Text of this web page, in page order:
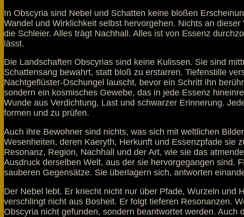
In Obscyria sind Nebel und Schatten keine bloßen
Wandel und Wirklichkeit selbst hervorgehen. Nichts an
die Schleier. Alles trägt Nachhall. Alles ist von Essenz
lässt.
Die Landschaften Obscyrias sind keine Kulissen. Sie sind
Schattensang bewahrt, statt bloß zu erstarren. Tiefenstille
Nachtgeflüster-Dschungel lauscht, bevor ein Schritt ihn
sondern ein kosmisches Gewebe, das in jede Essenz
Wunde aus Verdichtung, Last und schwarzer Erinnerung.
formen und zu prüfen.
Auch ihre Bewohner sind nichts, was sich mit weltlichen
Wesenheiten, deren Kaeryth, Herkunft und Essenzpfade sie
Resonanz, Region, Nachhall und der Art, wie sie das
Ausdruck derselben Welt, aus der sie hervorgegangen sind.
sauberen Gegensätze. Sie überlagern sich, antworten
Der Nebel lebt. Er kriecht nicht nur über Pfade, Wurzeln und
verschlingt nicht aus Bosheit. Er folgt tieferen Resonanzen.
Obscyria nicht gefunden, sondern beantwortet werden.